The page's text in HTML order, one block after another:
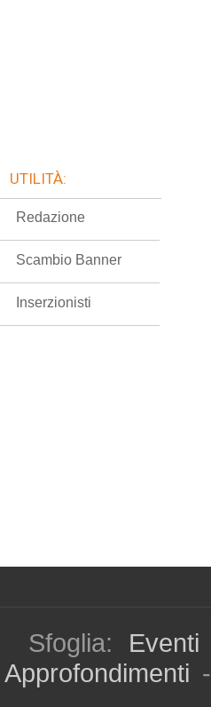
UTILITÀ:
Redazione
Scambio Banner
Inserzionisti
Sfoglia: Eventi
Approfondimenti -